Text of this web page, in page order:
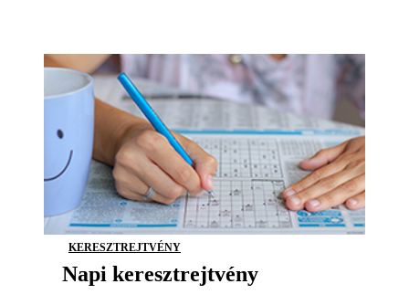
KERESZTREJTVÉNY
Napi keresztrejtvény